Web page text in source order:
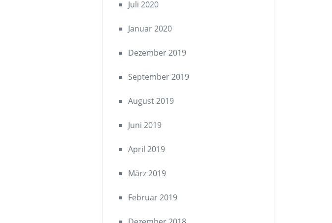
Juli 2020
Januar 2020
Dezember 2019
September 2019
August 2019
Juni 2019
April 2019
März 2019
Februar 2019